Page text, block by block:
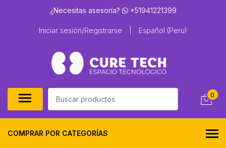
¿Necesitas asesoría? +51941221399
Iniciar sesión/Registrarse Español (Peru)
0
COMPRAR POR CATEGORÍAS